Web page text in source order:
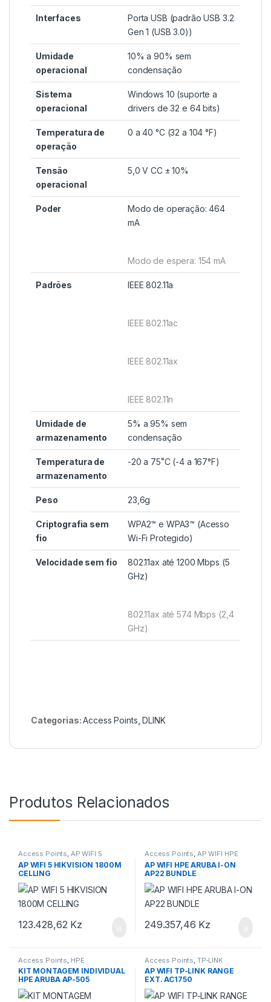
Interfaces
Porta USB (padrão USB 3.2
Gen 1 (USB 3.0))
Umidade
operacional
10% a 90% sem
condensação
Sistema
operacional
Windows 10 (suporte a
drivers de 32 e 64 bits)
Temperatura de
operação
0 a 40 °C (32 a 104 °F)
Tensão
operacional
5,0 V CC ± 10%
Poder
Modo de operação: 464
mA
Modo de espera: 154 mA
Padrões IEEE 802.11a
IEEE 802.11ac
IEEE 802.11ax
IEEE 802.11n
Umidade de
armazenamento
5% a 95% sem
condensação
Temperatura de
armazenamento
-20 a 75˚C (-4 a 167°F)
Peso 23,6g
Criptografia sem
fio
WPA2™ e WPA3™ (Acesso
Wi-Fi Protegido)
Velocidade sem fio
802.11ax até 1200 Mbps (5
GHz)
802.11ax até 574 Mbps (2,4
GHz)
Categorias:Access Points ,DLINK
Produtos Relacionados
Access Points, AP WIFI 5
HIKVISION
AP WIFI 5 HIKVISION 1800M
CELLING
123.428,62 Kz
Access Points, AP WIFI HPE
ARUBA
AP WIFI HPE ARUBA I-ON
AP22 BUNDLE
249.357,46 Kz
Access Points HPE
KIT MONTAGEM INDIVIDUAL
HPE ARUBA AP-505
Access Points TP-LINK
AP WIFI TP-LINK RANGE
EXT. AC1750
1×10/100/1000M Ethernet
Port (RJ45)